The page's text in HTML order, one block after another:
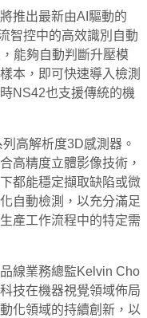
推出最新由AI驅動的
智控中的高效識別自動
能夠自動判斷升壓模
本，即可快速導入檢測
NS42也支援傳統的機
高解析度3D感測器。
高精度立體影像技術，
都能穩定擷取缺陷或微
自動檢測，以充分滿足
產工作流程中的特定需
線業務總監Kelvin Cho
技在機器視覺領域佈局
化領域的持續創新，以